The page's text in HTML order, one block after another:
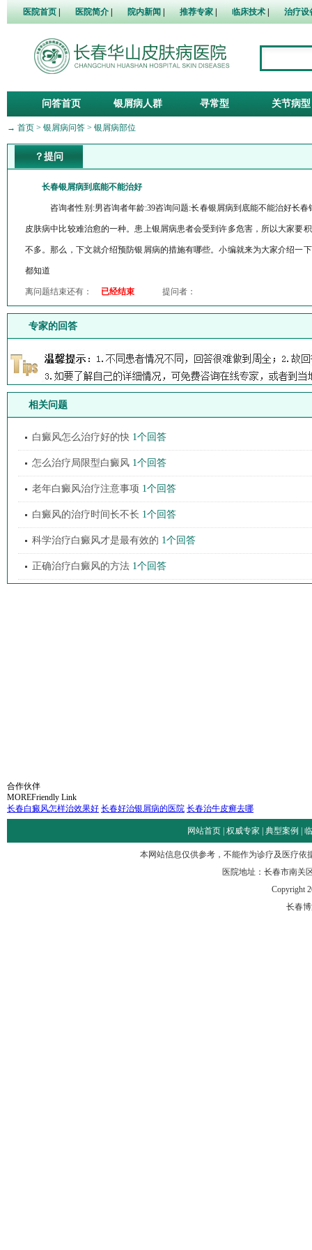
医院首页 医院简介 院内新闻 推荐专家| 临床技术| 治疗设
问答首页 银屑病人群 寻常型 关节病型
→ 首页 > 银屑病问答 > 银屑病部位
？提问
长春银屑病到底能不能治好
咨询者性别:男咨询者年龄:39咨询问题:长春银屑病到底能不能治好长
皮肤病中比较难治愈的一种。患上银屑病患者会受到许多危害，所以大家要
不多。那么，下文就介绍预防银屑病的措施有哪些。小编就来为大家介绍一
都知道
离问题结束还有： 已经结束 提问者：
专家的回答
相关问题
白癜风怎么治疗好的快 1个回答
怎么治疗局限型白癜风 1个回答
老年白癜风治疗注意事项 1个回答
白癜风的治疗时间长不长 1个回答
科学治疗白癜风才是最有效的 1个回答
正确治疗白癜风的方法 1个回答
合作伙伴
MOREFriendly Link
长春白癜风怎样治效果好 长春好治银屑病的医院 长春治牛皮癣去哪
网站首页 权威专家 典型案例
本网站信息仅供参考，不能作为诊疗及医疗
医院地址：长春市南关
Copyright
长春